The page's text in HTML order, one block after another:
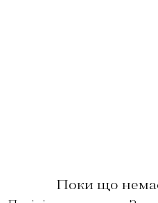
Поки що немає